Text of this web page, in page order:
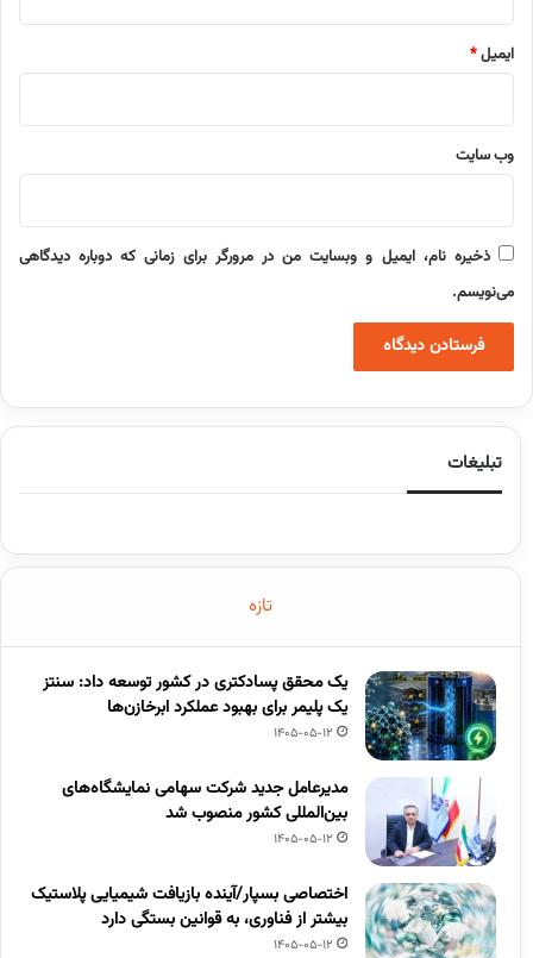
ایمیل*
وب‌ سایت
ذخیره نام، ایمیل و وبسایت من در مرورگر برای زمانی که دوباره دیدگاهی
می‌نویسم.
تبلیغات
تازه
یک محقق پسادکتری در کشور توسعه داد: سنتز
یک پلیمر برای بهبود عملکرد ابرخازن‌ها
1405-05-12
مدیرعامل جدید شرکت سهامی نمایشگاه‌های
بین‌المللی کشور منصوب شد
1405-05-12
اختصاصی بسپار/آینده بازیافت شیمیایی پلاستیک
بیشتر از فناوری، به قوانین بستگی دارد
1405-05-12